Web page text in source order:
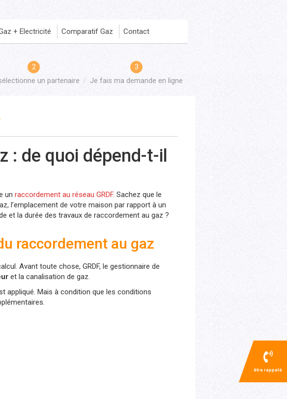
+ Electricité Comparatif Gaz Contact
un partenaire Je fais ma demande en ligne
: de quoi dépend-t-il
un raccordement au réseau GRDF. Sachez que le
l’emplacement de votre maison par rapport à un
et la durée des travaux de raccordement au gaz ?
raccordement au gaz
Avant toute chose, GRDF, le gestionnaire de
et la canalisation de gaz.
appliqué. Mais à condition que les conditions
être rappelé